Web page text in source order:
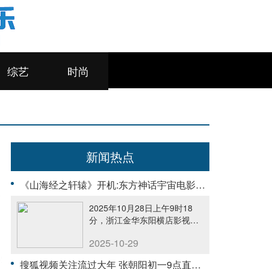
综艺 时尚
新闻热点
《山海经之轩辕》开机:东方神话宇宙电影启航，最新科技赋能视听巨制
2025年10月28日上午9时18
分，浙江金华东阳横店影视
2025-10-29
搜狐视频关注流过大年 张朝阳初一9点直播发红包